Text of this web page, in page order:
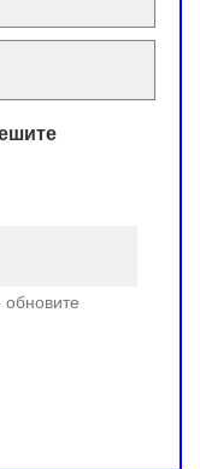
обновите